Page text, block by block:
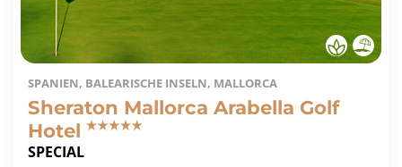
SPANIEN, BALEARISCHE INSELN, MALLORCA
Sheraton Mallorca Arabella Golf
Hotel
SPECIAL